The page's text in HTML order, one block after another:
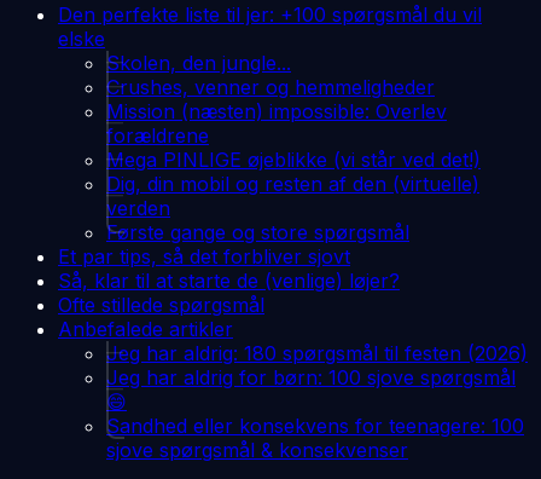
Den perfekte liste til jer: +100 spørgsmål du vil
elske
Skolen, den jungle...
Crushes, venner og hemmeligheder
Mission (næsten) impossible: Overlev
forældrene
Mega PINLIGE øjeblikke (vi står ved det!)
Dig, din mobil og resten af den (virtuelle)
verden
Første gange og store spørgsmål
Et par tips, så det forbliver sjovt
Så, klar til at starte de (venlige) løjer?
Ofte stillede spørgsmål
Anbefalede artikler
Jeg har aldrig: 180 spørgsmål til festen (2026)
Jeg har aldrig for børn: 100 sjove spørgsmål
😄
Sandhed eller konsekvens for teenagere: 100
sjove spørgsmål & konsekvenser